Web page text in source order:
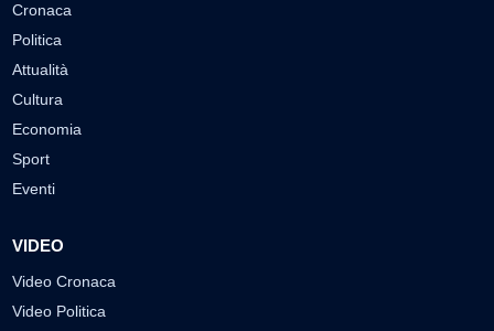
Cronaca
Politica
Attualità
Cultura
Economia
Sport
Eventi
VIDEO
Video Cronaca
Video Politica